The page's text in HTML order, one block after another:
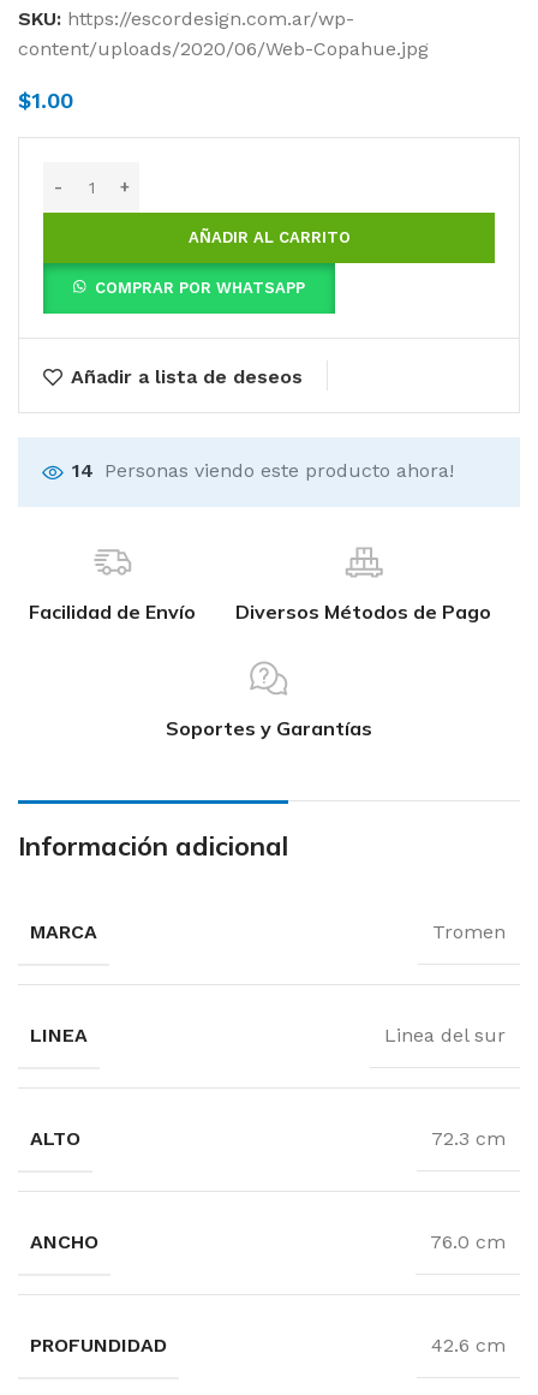
SKU: https://escordesign.com.ar/wp-
content/uploads/2020/06/Web-Copahue.jpg
$1.00
AÑADIR AL CARRITO
COMPRAR POR WHATSAPP
Añadir a lista de deseos
14 Personas viendo este producto ahora!
Facilidad de Envío Diversos Métodos de Pago
Soportes y Garantías
Información adicional
MARCA Tromen
LINEA Linea del sur
ALTO 72.3 cm
ANCHO 76.0 cm
PROFUNDIDAD 42.6 cm